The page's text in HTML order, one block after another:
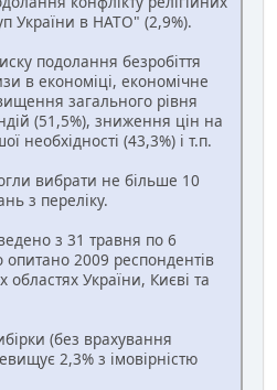
України в НАТО" (2,9%).
подолання безробіття
в економіці, економічне
загального рівня
(51,5%), зниження цін на
необхідності (43,3%) і т.п.
вибрати не більше 10
з переліку.
з 31 травня по 6
опитано 2009 респондентів
областях України, Києві та
(без врахування
2,3% з імовірністю